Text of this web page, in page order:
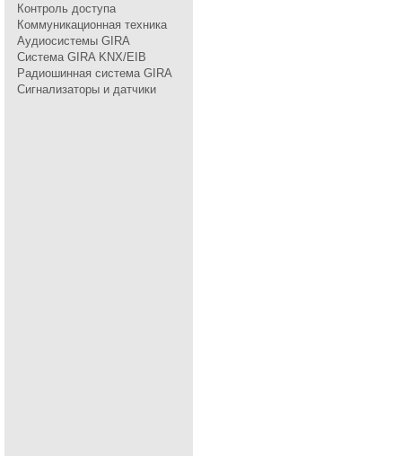
Контроль доступа
Коммуникационная техника
Аудиосистемы GIRA
Система GIRA KNX/EIB
Радиошинная система GIRA
Сигнализаторы и датчики